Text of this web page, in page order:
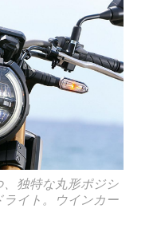
、独特な丸形ポジシ
ライト。ウインカー